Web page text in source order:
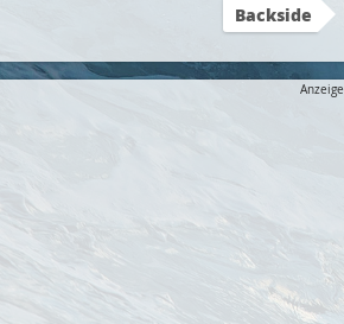
Backside
Anzeige